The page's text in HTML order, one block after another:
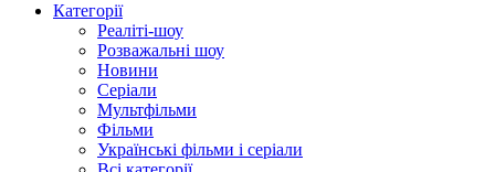
Категорії
Реаліті-шоу
Розважальні шоу
Новини
Серіали
Мультфільми
Фільми
Українські фільми і серіали